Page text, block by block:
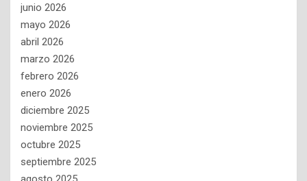
junio 2026
mayo 2026
abril 2026
marzo 2026
febrero 2026
enero 2026
diciembre 2025
noviembre 2025
octubre 2025
septiembre 2025